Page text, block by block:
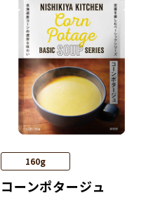
160g
コーンポタージュ